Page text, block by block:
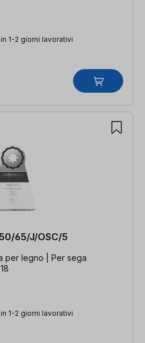
1-2 giorni lavorativi
65/J/OSC/5
per legno | Per sega
1-2 giorni lavorativi